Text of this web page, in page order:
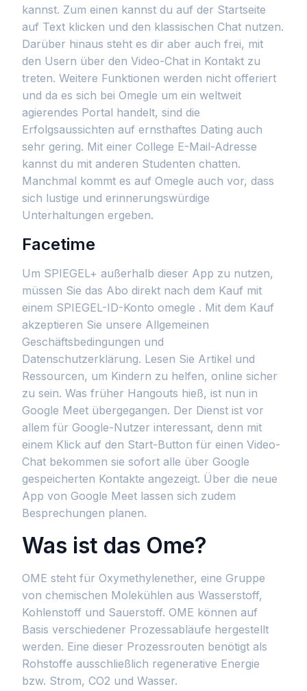
kannst. Zum einen kannst du auf der Startseite
auf Text klicken und den klassischen Chat nutzen.
Darüber hinaus steht es dir aber auch frei, mit
den Usern über den Video-Chat in Kontakt zu
treten. Weitere Funktionen werden nicht offeriert
und da es sich bei Omegle um ein weltweit
agierendes Portal handelt, sind die
Erfolgsaussichten auf ernsthaftes Dating auch
sehr gering. Mit einer College E-Mail-Adresse
kannst du mit anderen Studenten chatten.
Manchmal kommt es auf Omegle auch vor, dass
sich lustige und erinnerungswürdige
Unterhaltungen ergeben.
Facetime
Um SPIEGEL+ außerhalb dieser App zu nutzen,
müssen Sie das Abo direkt nach dem Kauf mit
einem SPIEGEL-ID-Konto omegle . Mit dem Kauf
akzeptieren Sie unsere Allgemeinen
Geschäftsbedingungen und
Datenschutzerklärung. Lesen Sie Artikel und
Ressourcen, um Kindern zu helfen, online sicher
zu sein. Was früher Hangouts hieß, ist nun in
Google Meet übergegangen. Der Dienst ist vor
allem für Google-Nutzer interessant, denn mit
einem Klick auf den Start-Button für einen Video-
Chat bekommen sie sofort alle über Google
gespeicherten Kontakte angezeigt. Über die neue
App von Google Meet lassen sich zudem
Besprechungen planen.
Was ist das Ome?
OME steht für Oxymethylenether, eine Gruppe
von chemischen Molekühlen aus Wasserstoff,
Kohlenstoff und Sauerstoff. OME können auf
Basis verschiedener Prozessabläufe hergestellt
werden. Eine dieser Prozessrouten benötigt als
Rohstoffe ausschließlich regenerative Energie
bzw. Strom, CO2 und Wasser.